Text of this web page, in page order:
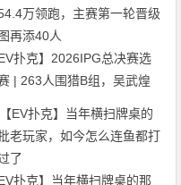
EV扑克】2026IPG总决赛选
| 263人围猎B组，吴武煌
万领跑，主赛第一轮晋级版
EV扑克】当年横扫牌桌的那